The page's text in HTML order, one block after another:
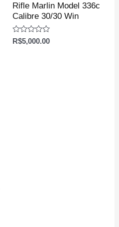
Rifle Marlin Model 336c
Calibre 30/30 Win
Avaliação
R$5,000.00